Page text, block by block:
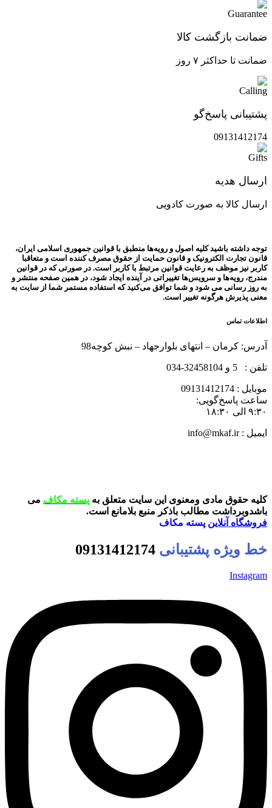
ضمانت بازگشت کالا
ضمانت تا حداکثر ۷ روز
پشتیبانی پاسخ‌گو
09131412174
ارسال هدیه
ارسال کالا به صورت کادویی
توجه داشته باشید کلیه اصول و رویه‏‌ها منطبق با قوانین جمهوری اسلامی ایران،
قانون تجارت الکترونیک و قانون حمایت از حقوق مصرف کننده است و متعاقبا
کاربر نیز موظف به رعایت قوانین مرتبط با کاربر است. در صورتی که در قوانین
مندرج، رویه‏‌ها و سرویس‏‌ها تغییراتی در آینده ایجاد شود، در همین صفحه منتشر و
به روز رسانی می شود و شما توافق می‏‌کنید که استفاده مستمر شما از سایت به
معنی پذیرش هرگونه تغییر است.
اطلاعات تماس
آدرس: کرمان – انتهای بلوارجهاد – نبش کوچه98
تلفن : 5 و 32458104-034
موبایل : 09131412174
ساعت پاسخ‌گویی:
۹:۳۰ الی ۱۸:۳۰
ایمیل : info@mkaf.ir
کلیه حقوق مادی ومعنوی این سایت متعلق به پسته مکاف می
باشدوبرداشت مطالب باذکر منبع بلامانع است.
فروشگاه آنلاین پسته مکاف
خط ویژه پشتیبانی 09131412174
Instagram